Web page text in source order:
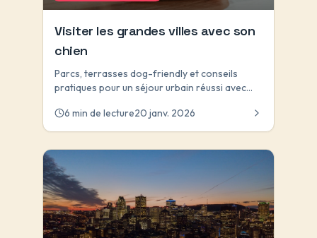
Visiter les grandes villes avec son
chien
Parcs, terrasses dog-friendly et conseils
pratiques pour un séjour urbain réussi avec
6 min de lecture20 janv. 2026